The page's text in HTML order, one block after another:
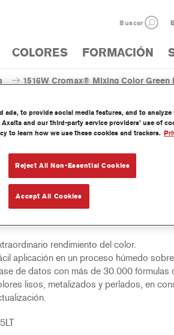
Buscar
COLORES FORMACIÓN
1516W Cromax® Mixing Color Green
Cromax® Mixing
forma parte del sistema base bicapa al
rendimiento del color.
aplicación en un proceso húmedo
de datos con más de 30.000 fórmulas
lisos, metalizados y perlados, en
ads, to provide social media features, and to
and our third-party service providers’ use of
to learn how we use these cookies and trackers.
Reject All Non-Essential Cookies
Accept All Cookies